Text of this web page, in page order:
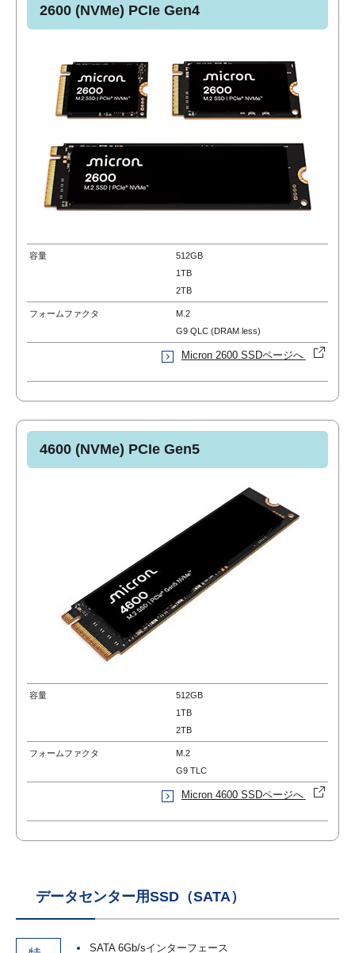
2600 (NVMe) PCIe Gen4
容量
512GB
1TB
2TB
フォームファクタ
M.2
G9 QLC (DRAM less)
Micron 2600 SSDページへ
4600 (NVMe) PCIe Gen5
容量
512GB
1TB
2TB
フォームファクタ
M.2
G9 TLC
Micron 4600 SSDページへ
データセンター用SSD（SATA）
SATA 6Gb/sインターフェース